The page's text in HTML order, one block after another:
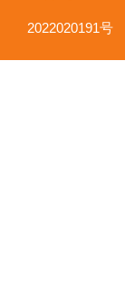
2022020191号